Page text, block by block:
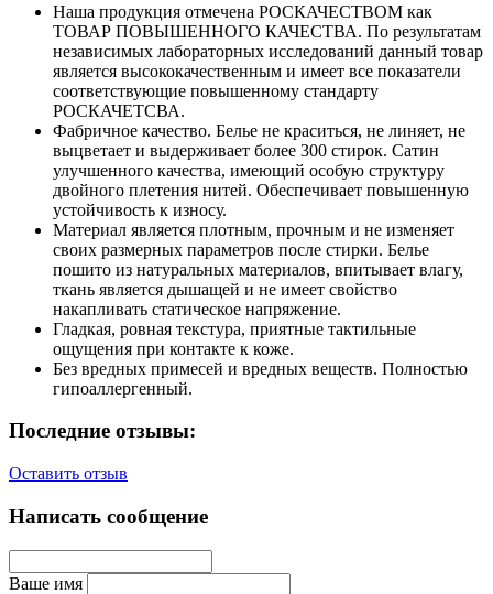
Наша продукция отмечена РОСКАЧЕСТВОМ как
ТОВАР ПОВЫШЕННОГО КАЧЕСТВА. По результатам
независимых лабораторных исследований данный товар
является высококачественным и имеет все показатели
соответствующие повышенному стандарту
РОСКАЧЕТСВА.
Фабричное качество. Белье не краситься, не линяет, не
выцветает и выдерживает более 300 стирок. Сатин
улучшенного качества, имеющий особую структуру
двойного плетения нитей. Обеспечивает повышенную
устойчивость к износу.
Материал является плотным, прочным и не изменяет
своих размерных параметров после стирки. Белье
пошито из натуральных материалов, впитывает влагу,
ткань является дышащей и не имеет свойство
накапливать статическое напряжение.
Гладкая, ровная текстура, приятные тактильные
ощущения при контакте к коже.
Без вредных примесей и вредных веществ. Полностью
гипоаллергенный.
Последние отзывы:
Оставить отзыв
Написать сообщение
Ваше имя